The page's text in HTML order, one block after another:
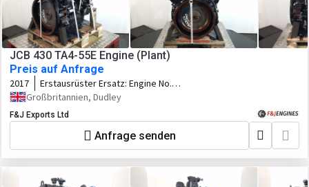
JCB 430 TA4-55E Engine (Plant)
Preis auf Anfrage
2017 Erstausrüster Ersatz: Engine No.
U1686417
Großbritannien, Dudley
F&J Exports Ltd
Anfrage senden